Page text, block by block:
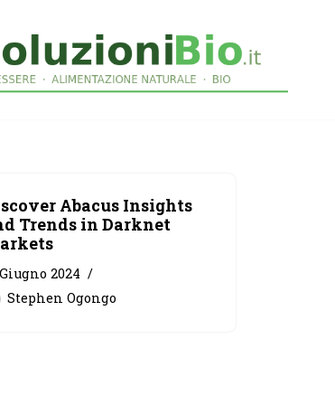
Abacus Insights
Trends in Darknet
2024
Stephen Ogongo